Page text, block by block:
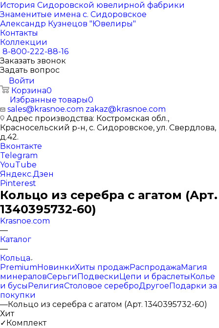
История Сидоровской ювелирной фабрики
Знаменитые имена с. Сидоровское
Александр Кузнецов "Ювелиры"
Контакты
Коллекции
8-800-222-88-16
Заказать звонок
Задать вопрос
Войти
Корзина0
Избранные товары0
sales@krasnoe.com zakaz@krasnoe.com
Адрес производства: Костромская обл.,
Красносельский р-н, с. Сидоровское, ул. Свердлова,
д.42.
Вконтакте
Telegram
YouTube
Яндекс.Дзен
Pinterest
Кольцо из серебра с агатом (Арт.
1340395732-60)
Krasnoe.com
—
Каталог
—
Кольца
PremiumНовинкиХиты продажРаспродажаМагия
минераловСерьгиПодвескиЦепи и браслетыКолье
и бусыРелигияСтоловое сереброДругоеПодарки за
покупки
—Кольцо из серебра с агатом (Арт. 1340395732-60)
Хит
✓Комплект